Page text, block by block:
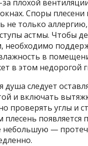
за плохой
Споры плесени
не только
астмы. Чтобы
необходимо
в
в этом недорогой
душа следует
и включать
проверять углы и
появляется
—